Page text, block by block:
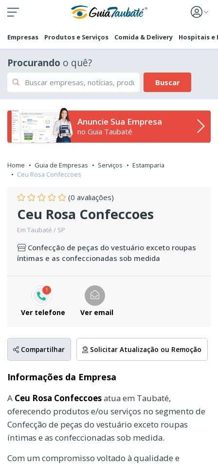
Empresas Produtos e Serviços Comida & Delivery Hospitais e
Procurando o quê?
Buscar
Anuncie Sua Empresa
no Guia Taubaté
Home Guia de Empresas Serviços
Estamparia
Ceu Rosa Confeccoes
(0 avaliações)
Ceu Rosa Confeccoes
Em Taubaté / SP
Confecção de peças do vestuário exceto roupas
íntimas e as confeccionadas sob medida
1
Ver telefone Ver email
Compartilhar Solicitar Atualização ou Remoção
Informações da Empresa
A Ceu Rosa Confeccoesatua em Taubaté,
oferecendo produtos e/ou serviços no segmento de
Confecção de peças do vestuário exceto roupas
íntimas e as confeccionadas sob medida.
Com um compromisso voltado à qualidade e